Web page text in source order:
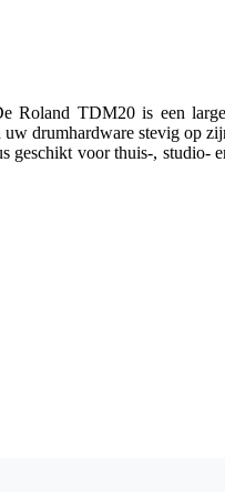
Roland TDM20 is een
uw drumhardware stevig op
geschikt voor thuis-, studio-